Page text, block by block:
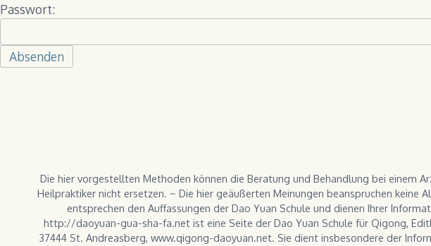
Passwort:
Die hier vorgestellten Methoden können die Beratung und Behandlung bei einem
Heilpraktiker nicht ersetzen. ~ Die hier geäußerten Meinungen beanspruchen keine
entsprechen den Auffassungen der Dao Yuan Schule und dienen Ihrer
http://daoyuan-gua-sha-fa.net ist eine Seite der Dao Yuan Schule für Qigong,
37444 St. Andreasberg, www.qigong-daoyuan.net. Sie dient insbesondere der